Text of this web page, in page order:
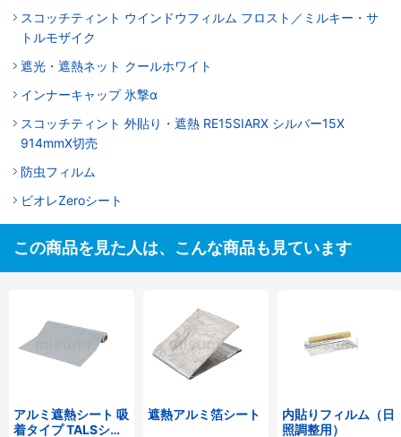
スコッチティント ウインドウフィルム フロスト／ミルキー・サ
トルモザイク
遮光・遮熱ネット クールホワイト
インナーキャップ 氷撃α
スコッチティント 外貼り・遮熱 RE15SIARX シルバー15X
914mmX切売
防虫フィルム
ビオレZeroシート
この商品を見た人は、こんな商品も見ています
アルミ遮熱シート 吸
着タイプ TALSシリ
遮熱アルミ箔シート
内貼りフィルム（日
照調整用）